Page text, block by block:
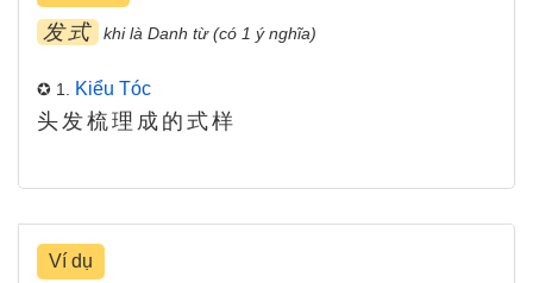
发式 khi là Danh từ (có 1 ý nghĩa)
✪ 1. Kiểu Tóc
头发梳理成的式样
Ví dụ